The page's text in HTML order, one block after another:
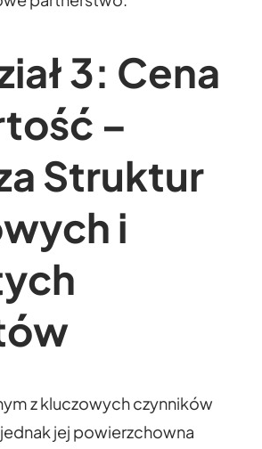
3: Cena
–
Struktur
i
z kluczowych czynników
jej powierzchowna